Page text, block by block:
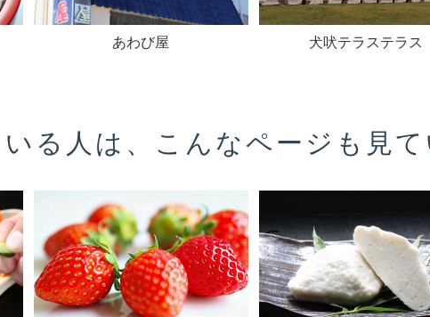
あわび屋 犬吠テラステラス
る人は、こんなページも見て